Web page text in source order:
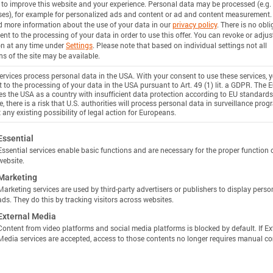
Power
Unlock more specs in Batemo Insights
使用 INSIGHTS 解锁
improve this website and your experience. Personal data may be processed (e.g.
for example for personalized ads and content or ad and content measurement.
more information about the use of your data in ourprivacy policy. There is no
to the processing of your data in order to use this offer. You can revoke or
at any time underSettings. Please note that based on individual settings not all
of the site may be available.
process personal data in the USA. With your consent to use these services,
to the processing of your data in the USA pursuant to Art. 49 (1) lit. a GDPR. The
the USA as a country with insufficient data protection according to EU
there is a risk that U.S. authorities will process personal data in surveillance
existing possibility of legal action for Europeans.
following is a list of service groups for which consent
services enable basic functions and are necessary for the proper function
services are used by third-party advertisers or publishers to display
They do this by tracking visitors across websites.
Media
from video platforms and social media platforms is blocked by default. If
services are accepted, access to those contents no longer requires manual